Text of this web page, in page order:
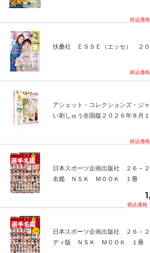
税込価
扶桑社 ＥＳＳＥ（エッセ） ２
税込価
アシェット・コレクションズ・ジ
い刺しゅう全国版２０２６年８月
税込価
日本スポーツ企画出版社 ２６－
名鑑 ＮＳＫ ＭＯＯＫ １冊
税込価格
日本スポーツ企画出版社 ２６－
ディ版 ＮＳＫ ＭＯＯＫ １冊